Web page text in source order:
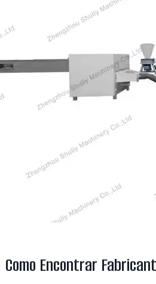
Como Encontrar